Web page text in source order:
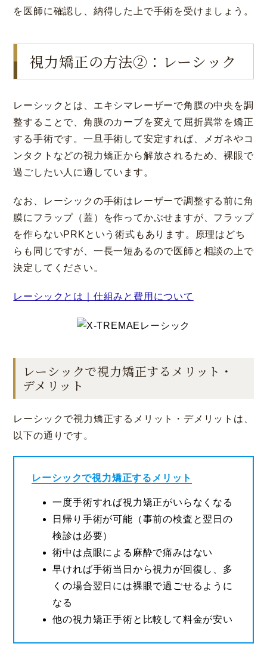
を医師に確認し、納得した上で手術を受けましょう。
視力矯正の方法②：レーシック
レーシックとは、エキシマレーザーで角膜の中央を調
整することで、角膜のカーブを変えて屈折異常を矯正
する手術です。一旦手術して安定すれば、メガネやコ
ンタクトなどの視力矯正から解放されるため、裸眼で
過ごしたい人に適しています。
なお、レーシックの手術はレーザーで調整する前に角
膜にフラップ（蓋）を作ってかぶせますが、フラップ
を作らないPRKという術式もあります。原理はどち
らも同じですが、一長一短あるので医師と相談の上で
決定してください。
レーシックとは｜仕組みと費用について
レーシックで視力矯正するメリット・
デメリット
レーシックで視力矯正するメリット・デメリットは、
以下の通りです。
レーシックで視力矯正するメリット
一度手術すれば視力矯正がいらなくなる
日帰り手術が可能（事前の検査と翌日の
検診は必要）
術中は点眼による麻酔で痛みはない
早ければ手術当日から視力が回復し、多
くの場合翌日には裸眼で過ごせるように
なる
他の視力矯正手術と比較して料金が安い